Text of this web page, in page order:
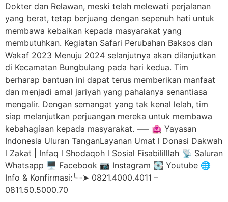
Dokter dan Relawan, meski telah melewati perjalanan
yang berat, tetap berjuang dengan sepenuh hati untuk
membawa kebaikan kepada masyarakat yang
membutuhkan. Kegiatan Safari Perubahan Baksos dan
Wakaf 2023 Menuju 2024 selanjutnya akan dilanjutkan
di Kecamatan Bungbulang pada hari kedua. Tim
berharap bantuan ini dapat terus memberikan manfaat
dan menjadi amal jariyah yang pahalanya senantiasa
mengalir. Dengan semangat yang tak kenal lelah, tim
siap melanjutkan perjuangan mereka untuk membawa
kebahagiaan kepada masyarakat. —– 🏩 Yayasan
Indonesia Uluran TanganLayanan Umat l Donasi Dakwah
l Zakat | Infaq l Shodaqoh l Sosial Fisabililllah 📡 Saluran
Whatsapp 🖥️ Facebook 📷 Instagram 💽 Youtube 🌐
Info & Konfirmasi:╰┈➤ 0821.4000.4011 –
0811.50.5000.70